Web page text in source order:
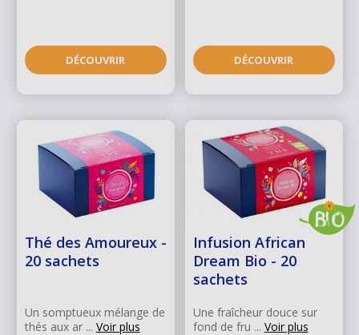
DÉCOUVRIR DÉCOUVRIR
Thé des Amoureux -
20 sachets
Un somptueux mélange de
thés aux ar ... Voir plus
Infusion African
Dream Bio - 20
sachets
Une fraîcheur douce sur
fond de fru ... Voir plus